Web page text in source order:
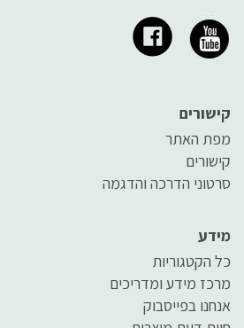
קישורים
מפת האתר
קישורים
סרטוני הדרכה והדגמה
מידע
כל הקטגוריות
מרכז מידע ומדריכים
אנחנו בפייסבוק